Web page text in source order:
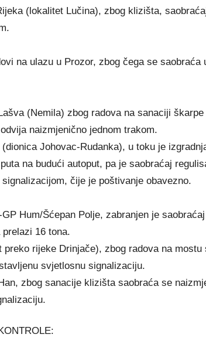
(lokalitet Lučina), zbog klizišta,
na ulazu u Prozor, zbog čega se saobraća
(Nemila) zbog radova na sanaciji
naizmjenično jednom trakom.
Johovac-Rudanka), u toku je
na budući autoput, pa je saobraćaj
čije je poštivanje obavezno.
Hum/Šćepan Polje, zabranjen je
16 tona.
preko rijeke Drinjače), zbog radova na mostu
svjetlosnu signalizaciju.
zbog sanacije klizišta saobraća se